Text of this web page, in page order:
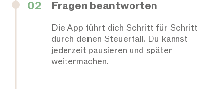
02 Fragen beantworten
Die App führt dich Schritt für Schritt
durch deinen Steuerfall. Du kannst
jederzeit pausieren und später
weitermachen.